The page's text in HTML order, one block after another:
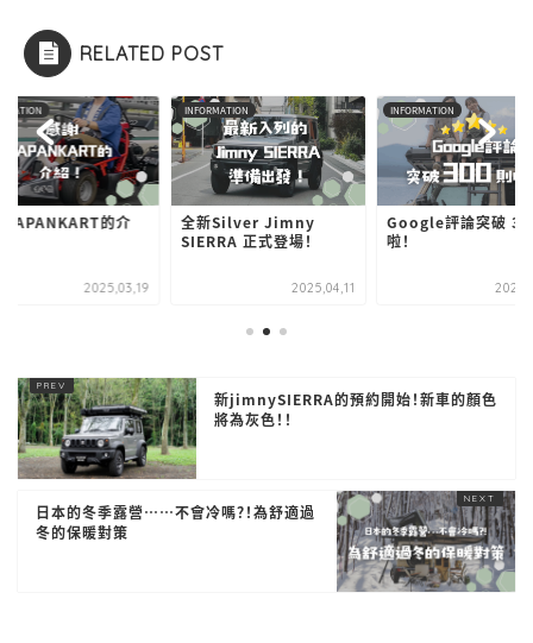
RELATED POST
JAPANKART的介
2025,03,19
INFORMATION
全新Silver Jimny
SIERRA 正式登場！
2025,04,11
INFORMATION
Google評論突破
啦！
新jimnySIERRA的預約開始！新車的顏色
將為灰色！！
日本的冬季露營……不會冷嗎？！為舒適過
冬的保暖對策